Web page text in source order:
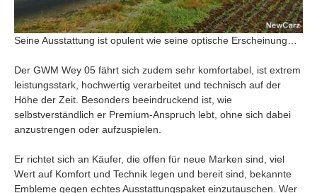
Seine Ausstattung ist opulent wie seine optische Erscheinung…
Der GWM Wey 05 fährt sich zudem sehr komfortabel, ist extrem
leistungsstark, hochwertig verarbeitet und technisch auf der
Höhe der Zeit. Besonders beeindruckend ist, wie
selbstverständlich er Premium-Anspruch lebt, ohne sich dabei
anzustrengen oder aufzuspielen.
Er richtet sich an Käufer, die offen für neue Marken sind, viel
Wert auf Komfort und Technik legen und bereit sind, bekannte
Embleme gegen echtes Ausstattungspaket einzutauschen. Wer